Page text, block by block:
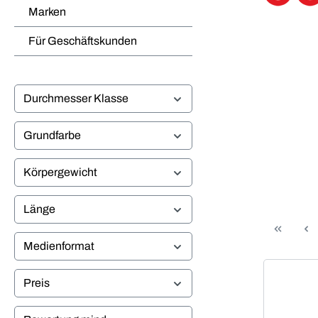
Marken
Für Geschäftskunden
Durchmesser Klasse
Grundfarbe
Körpergewicht
Länge
Medienformat
Preis